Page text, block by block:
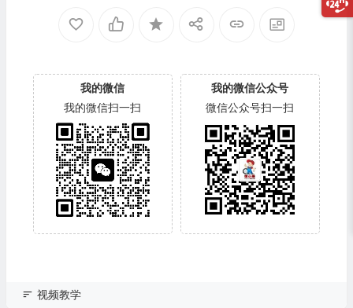
我的微信
我的微信扫一扫
我的微信公众号
微信公众号扫一扫
视频教学